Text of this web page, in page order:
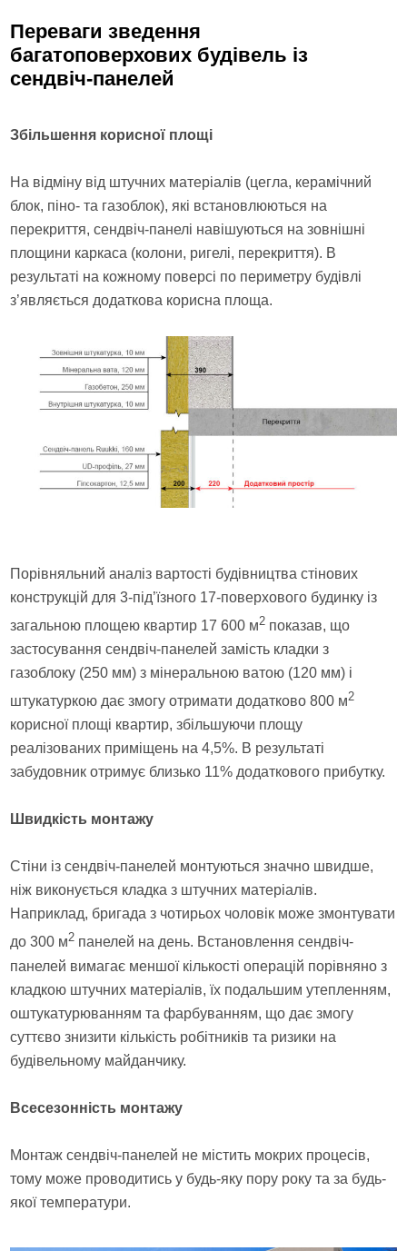
Переваги зведення
багатоповерхових будівель із
сендвіч-панелей
Збільшення корисної площі
На відміну від штучних матеріалів (цегла, керамічний
блок, піно- та газоблок), які встановлюються на
перекриття, сендвіч-панелі навішуються на зовнішні
площини каркаса (колони, ригелі, перекриття). В
результаті на кожному поверсі по периметру будівлі
з’являється додаткова корисна площа.
Порівняльний аналіз вартості будівництва стінових
конструкцій для 3-під’їзного 17-поверхового будинку із
загальною площею квартир 17 600 м2 показав, що
застосування сендвіч-панелей замість кладки з
газоблоку (250 мм) з мінеральною ватою (120 мм) і
штукатуркою дає змогу отримати додатково 800 м2
корисної площі квартир, збільшуючи площу
реалізованих приміщень на 4,5%. В результаті
забудовник отримує близько 11% додаткового прибутку.
Швидкість монтажу
Стіни із сендвіч-панелей монтуються значно швидше,
ніж виконується кладка з штучних матеріалів.
Наприклад, бригада з чотирьох чоловік може змонтувати
до 300 м2 панелей на день. Встановлення сендвіч-
панелей вимагає меншої кількості операцій порівняно з
кладкою штучних матеріалів, їх подальшим утепленням,
оштукатурюванням та фарбуванням, що дає змогу
суттєво знизити кількість робітників та ризики на
будівельному майданчику.
Всесезонність монтажу
Монтаж сендвіч-панелей не містить мокрих процесів,
тому може проводитись у будь-яку пору року та за будь-
якої температури.